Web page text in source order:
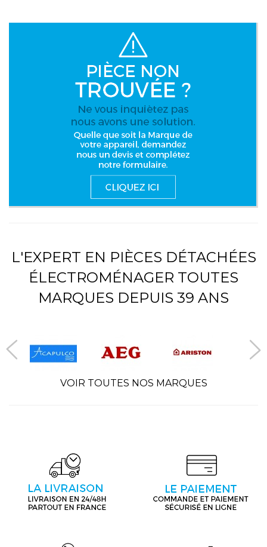
L'EXPERT EN PIÈCES DÉTACHÉES
ÉLECTROMÉNAGER TOUTES
MARQUES DEPUIS 39 ANS
VOIR TOUTES NOS MARQUES